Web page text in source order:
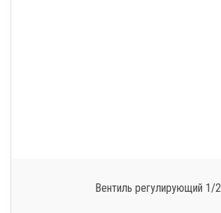
Вентиль регулирующий 1/2